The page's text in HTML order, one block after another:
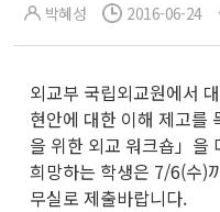
박혜성 2016-06-24
외교부 국립외교원에서
현안에 대한 이해 제고를
을 위한 외교 워크숍」을
희망하는 학생은 7/6(수)
무실로 제출바랍니다.